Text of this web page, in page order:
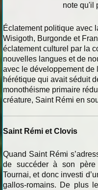
note qu'il
Éclatement politique avec
Wisigoth, Burgonde et
éclatement culturel par la
nouvelles langues et de
avec le développement de
hérétique qui avait séduit
monothéisme primaire
créature, Saint Rémi en
Saint Rémi et Clovis
Quand Saint Rémi
de succéder à son
Tournai, et donc investi
gallos-romains. De plus